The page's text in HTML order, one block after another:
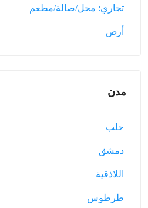
تجاري: محل/صالة/مطعم
أرض
مدن
حلب
دمشق
اللاذقية
طرطوس